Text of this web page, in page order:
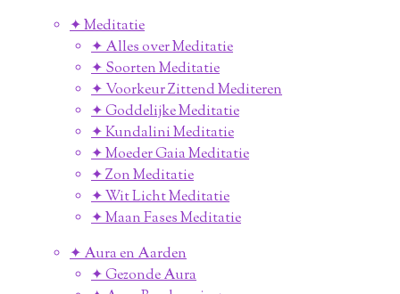
✦ Meditatie
✦ Alles over Meditatie
✦ Soorten Meditatie
✦ Voorkeur Zittend Mediteren
✦ Goddelijke Meditatie
✦ Kundalini Meditatie
✦ Moeder Gaia Meditatie
✦ Zon Meditatie
✦ Wit Licht Meditatie
✦ Maan Fases Meditatie
✦ Aura en Aarden
✦ Gezonde Aura